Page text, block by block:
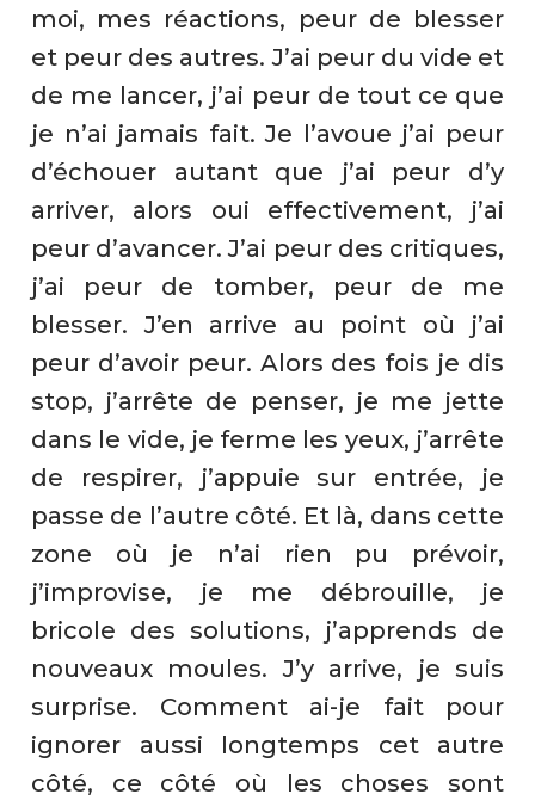
moi, mes réactions, peur de blesser
et peur des autres. J’ai peur du vide et
de me lancer, j’ai peur de tout ce que
je n’ai jamais fait. Je l’avoue j’ai peur
d’échouer autant que j’ai peur d’y
arriver, alors oui effectivement, j’ai
peur d’avancer. J’ai peur des critiques,
j’ai peur de tomber, peur de me
blesser. J’en arrive au point où j’ai
peur d’avoir peur. Alors des fois je dis
stop, j’arrête de penser, je me jette
dans le vide, je ferme les yeux, j’arrête
de respirer, j’appuie sur entrée, je
passe de l’autre côté. Et là, dans cette
zone où je n’ai rien pu prévoir,
j’improvise, je me débrouille, je
bricole des solutions, j’apprends de
nouveaux moules. J’y arrive, je suis
surprise. Comment ai-je fait pour
ignorer aussi longtemps cet autre
côté, ce côté où les choses sont